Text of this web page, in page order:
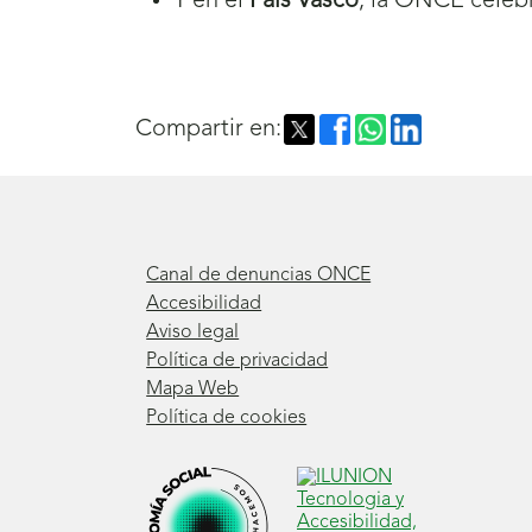
Compartir en:
Canal de denuncias ONCE
Accesibilidad
Aviso legal
Política de privacidad
Mapa Web
Política de cookies